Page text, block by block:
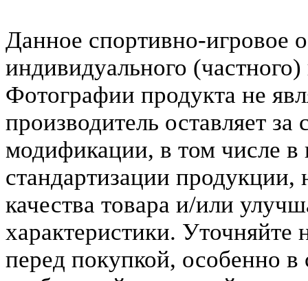
Данное спортивно-игровое
индивидуального
Фотографии продукта не
производитель оставляет
модификации, в том числе
стандартизации
качества товара и/или
характеристики.
перед покупкой, особенно